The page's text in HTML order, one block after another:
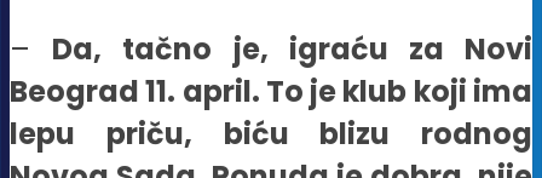
– Da, tačno je, igraću za Novi
Beograd 11. april. To je klub koji ima
lepu priču, biću blizu rodnog